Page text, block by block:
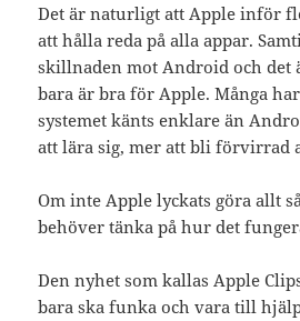
Det är naturligt att Apple inför
att hålla reda på alla appar.
skillnaden mot Android och det
bara är bra för Apple. Många
systemet känts enklare än
att lära sig, mer att bli förvirrad
Om inte Apple lyckats göra allt
behöver tänka på hur det
Den nyhet som kallas Apple
bara ska funka och vara till